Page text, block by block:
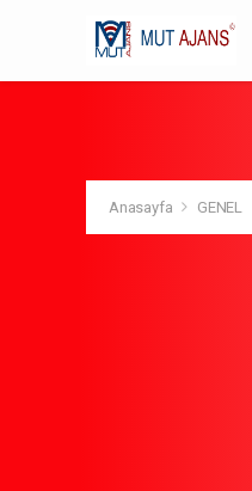
Anasayfa GENEL